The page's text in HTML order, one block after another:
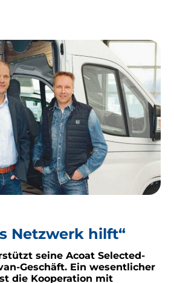
Netzwerk hilft“
seine Acoat Selected-
Geschäft. Ein wesentlicher
die Kooperation mit